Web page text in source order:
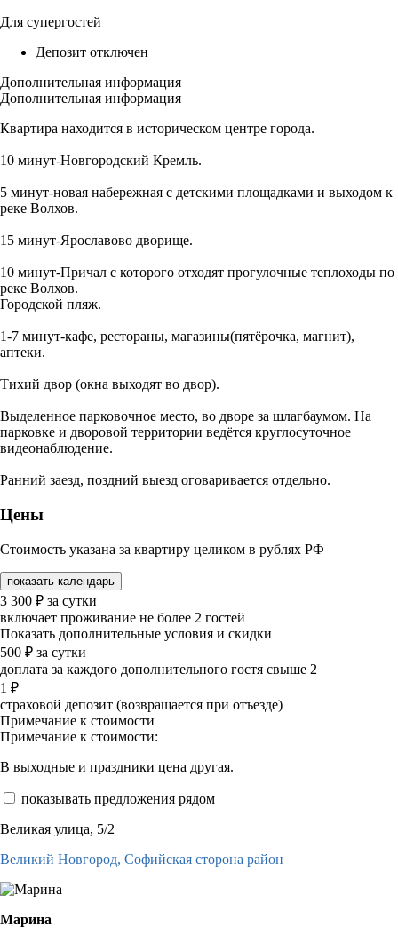
Для супергостей
Депозит отключен
Дополнительная информация
Дополнительная информация
Квартира находится в историческом центре города.
10 минут-Новгородский Кремль.
5 минут-новая набережная с детскими площадками и выходом к
реке Волхов.
15 минут-Ярославово дворище.
10 минут-Причал с которого отходят прогулочные теплоходы по
реке Волхов.
Городской пляж.
1-7 минут-кафе, рестораны, магазины(пятёрочка, магнит),
аптеки.
Тихий двор (окна выходят во двор).
Выделенное парковочное место, во дворе за шлагбаумом. На
парковке и дворовой территории ведётся круглосуточное
видеонаблюдение.
Ранний заезд, поздний выезд оговаривается отдельно.
Цены
Стоимость указана за квартиру целиком в рублях РФ
показать календарь
3 300 ₽ за сутки
включает проживание не более 2 гостей
Показать дополнительные условия и скидки
500 ₽ за сутки
доплата за каждого дополнительного гостя свыше 2
1 ₽
страховой депозит (возвращается при отъезде)
Примечание к стоимости
Примечание к стоимости:
В выходные и праздники цена другая.
показывать предложения рядом
Великая улица, 5/2
Великий Новгород, Софийская сторона район
Марина